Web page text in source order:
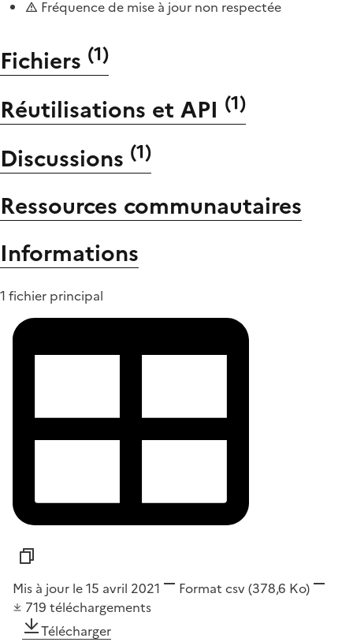
Fréquence de mise à jour non respectée
Fichiers (1)
Réutilisations et API (1)
Discussions (1)
Ressources communautaires
Informations
1 fichier principal
Mis à jour le 15 avril 2021 Format csv(378,6 Ko)
719 téléchargements
Télécharger